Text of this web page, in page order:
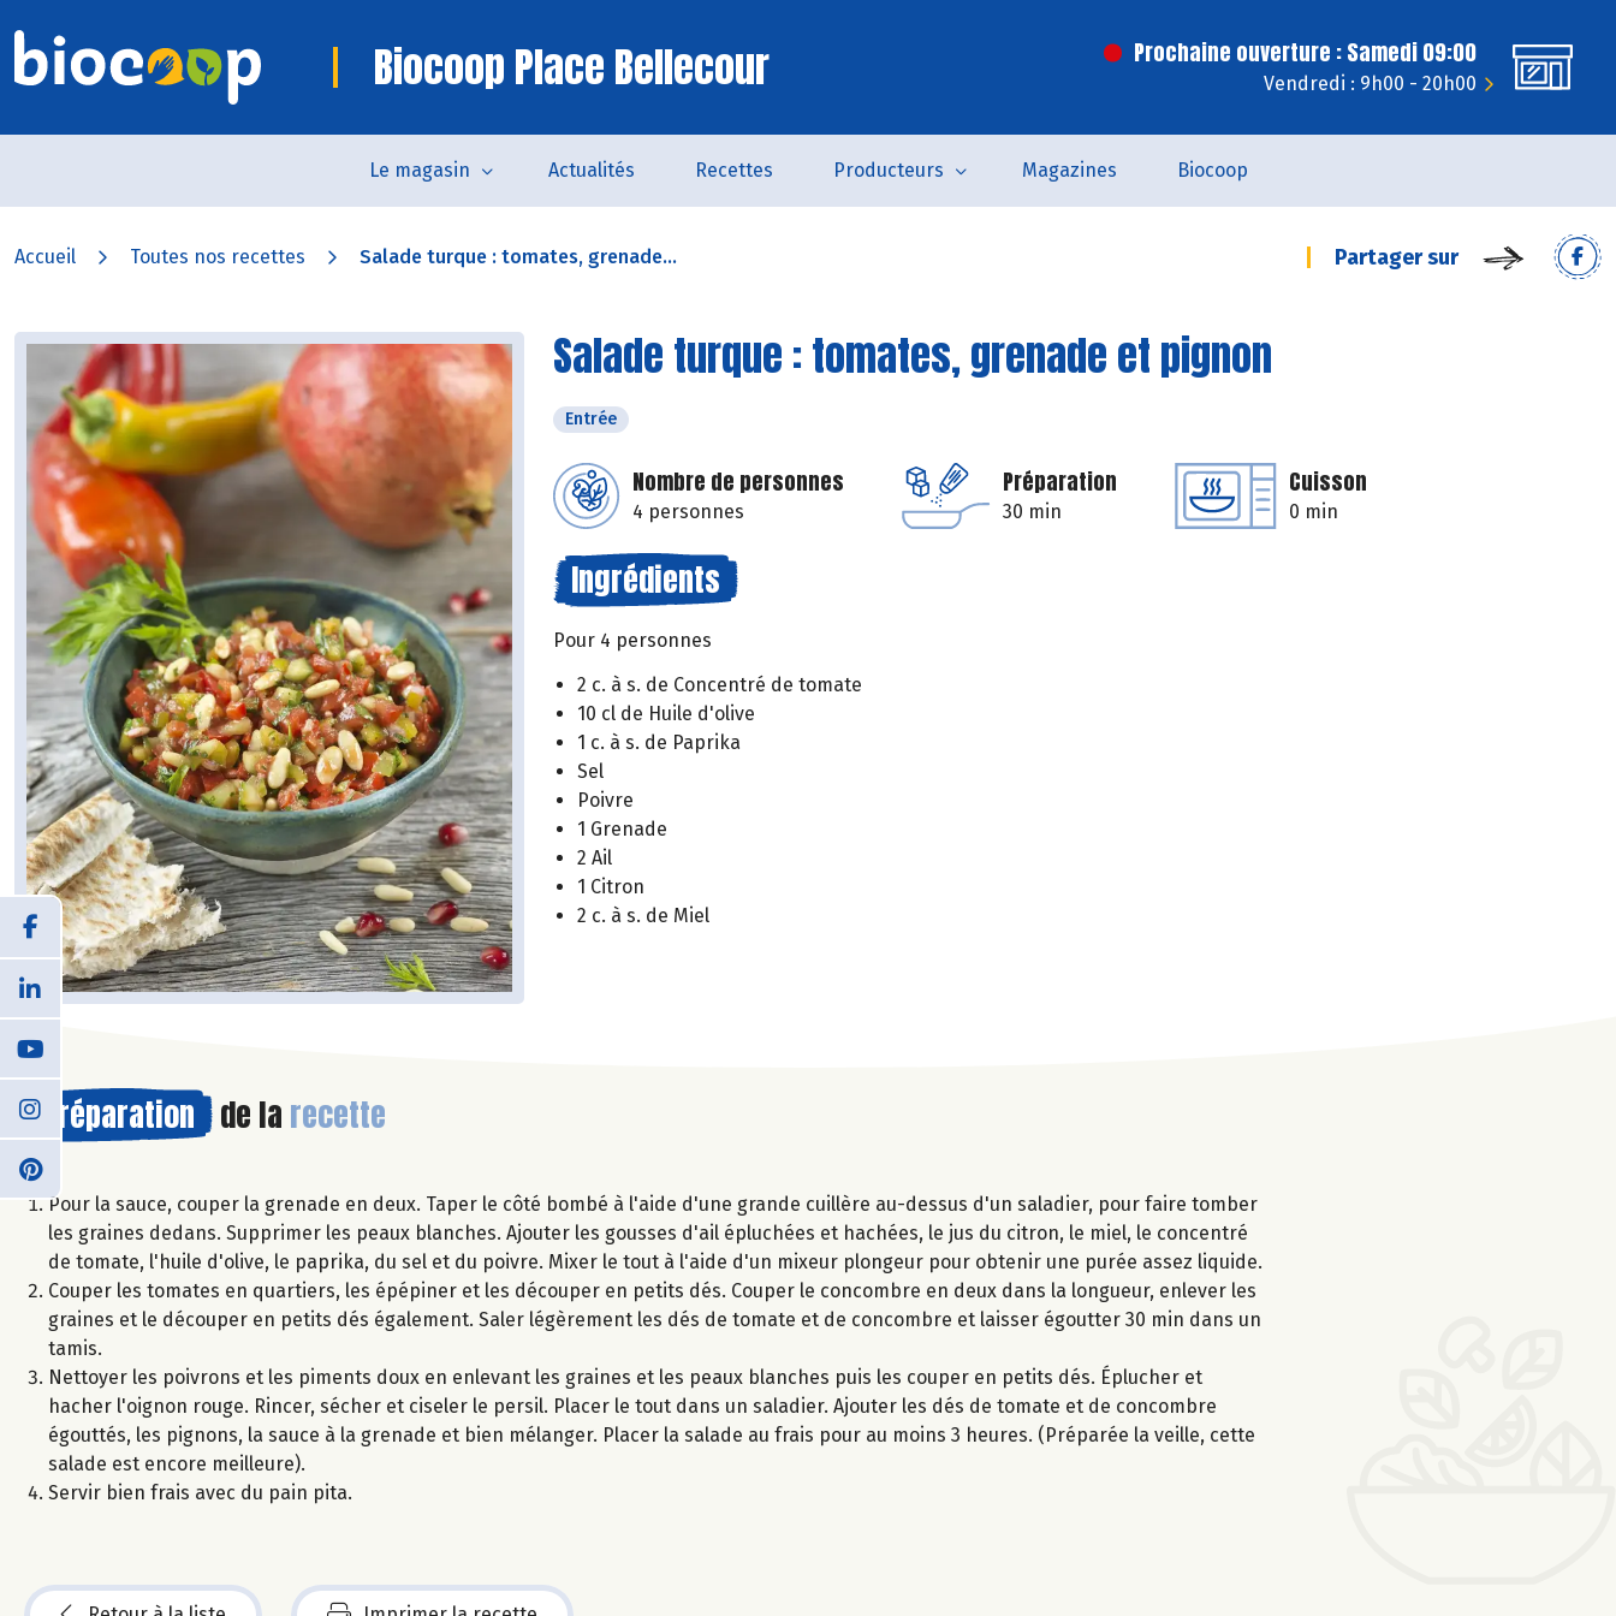
Biocoop Place Bellecour Prochaine ouverture : Samedi 09:00
Vendredi : 9h00 - 20h00
Le magasin Actualités Recettes Producteurs Magazines Biocoop
Accueil Toutes nos recettes Salade turque : tomates, grenade... Partager sur
Salade turque : tomates, grenade et pignon
Entrée
Nombre de personnes
4 personnes
Préparation
30 min
Cuisson
0 min
Ingrédients
Pour 4 personnes
2 c. à s. de Concentré de tomate
10 cl de Huile d'olive
1 c. à s. de Paprika
Sel
Poivre
1 Grenade
2 Ail
1 Citron
2 c. à s. de Miel
Préparation de la recette
Pour la sauce, couper la grenade en deux. Taper le côté bombé à l'aide d'une grande cuillère au-dessus d'un saladier, pour faire tomber
les graines dedans. Supprimer les peaux blanches. Ajouter les gousses d'ail épluchées et hachées, le jus du citron, le miel, le concentré
de tomate, l'huile d'olive, le paprika, du sel et du poivre. Mixer le tout à l'aide d'un mixeur plongeur pour obtenir une purée assez liquide.
Couper les tomates en quartiers, les épépiner et les découper en petits dés. Couper le concombre en deux dans la longueur, enlever les
graines et le découper en petits dés également. Saler légèrement les dés de tomate et de concombre et laisser égoutter 30 min dans un
tamis.
Nettoyer les poivrons et les piments doux en enlevant les graines et les peaux blanches puis les couper en petits dés. Éplucher et
hacher l'oignon rouge. Rincer, sécher et ciseler le persil. Placer le tout dans un saladier. Ajouter les dés de tomate et de concombre
égouttés, les pignons, la sauce à la grenade et bien mélanger. Placer la salade au frais pour au moins 3 heures. (Préparée la veille, cette
salade est encore meilleure).
Servir bien frais avec du pain pita.